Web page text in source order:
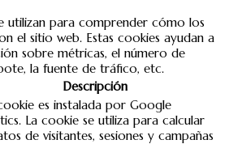
utilizan para comprender cómo los
el sitio web. Estas cookies ayudan a
sobre métricas, el número de
la fuente de tráfico, etc.
Descripción
es instalada por Google
La cookie se utiliza para calcular
de visitantes, sesiones y campañas